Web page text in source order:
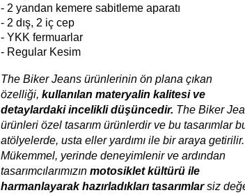
- 2 yandan kemere sabitleme aparatı
- 2 dış, 2 iç cep
- YKK fermuarlar
- Regular Kesim
The Biker Jeans ürünlerinin ön plana çıkan
özelliği, kullanılan materyalin kalitesi ve
detaylardaki incelikli düşüncedir. The Biker
ürünleri özel tasarım ürünlerdir ve bu tasarımlar
atölyelerde, usta eller yardımı ile bir araya getirilir.
Mükemmel, yerinde deneyimlenir ve ardından
tasarımcılarımızın motosiklet kültürü ile
harmanlayarak hazırladıkları tasarımlarsiz